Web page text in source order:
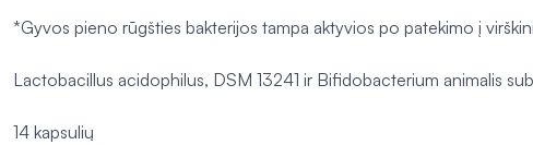
*Gyvos pieno rūgšties bakterijos tampa aktyvios po patekimo į
Lactobacillus acidophilus, DSM 13241 ir Bifidobacterium animalis
14 kapsulių